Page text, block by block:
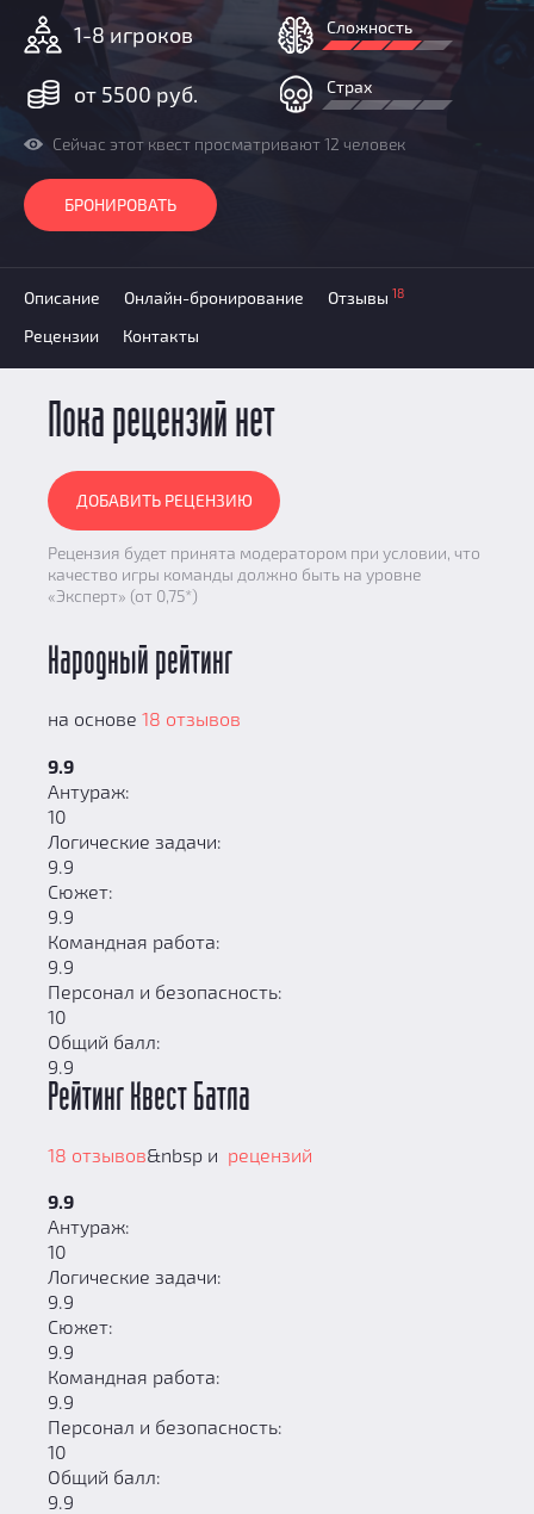
Новости
Партнерам
1-8 игроков
от 5500 руб.
Сложность
Страх
Сейчас этот квест просматривают 12 человек
БРОНИРОВАТЬ
Описание Онлайн-бронирование Отзывы 18
Рецензии Контакты
Пока рецензий нет
ДОБАВИТЬ РЕЦЕНЗИЮ
Рецензия будет принята модератором при условии, что
качество игры команды должно быть на уровне
«Эксперт» (от 0,75*)
Народный рейтинг
на основе 18 отзывов
9.9
Антураж:
10
Логические задачи:
9.9
Сюжет:
9.9
Командная работа:
9.9
Персонал и безопасность:
10
Общий балл:
9.9
Рейтинг Квест Батла
18 отзывов&nbsp и рецензий
9.9
Антураж:
10
Логические задачи:
9.9
Сюжет:
9.9
Командная работа:
9.9
Персонал и безопасность:
10
Общий балл:
9.9